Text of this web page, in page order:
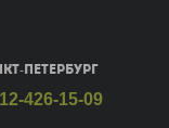
Петербург
426-15-09